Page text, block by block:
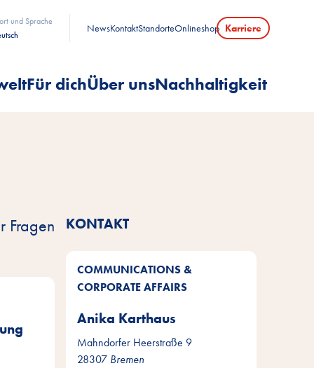
und Sprache
NewsKontaktStandorteOnlineshop Karriere
Für dichÜber unsNachhaltigkeit
Fragen KONTAKT
COMMUNICATIONS &
CORPORATE AFFAIRS
Anika Karthaus
Mahndorfer Heerstraße 9
28307 Bremen